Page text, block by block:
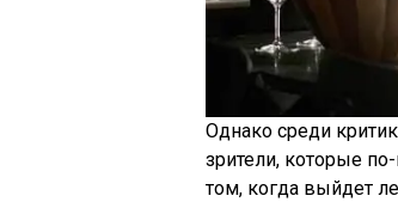
Однако среди
зрители, которые
том, когда выйдет